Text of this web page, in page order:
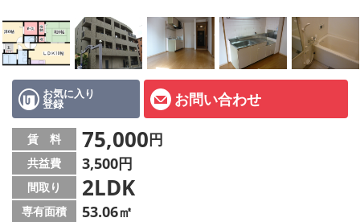
スタッフ紹介ページ
LINE公式アカウント
店舗情報·アクセス
会社概要
メールでお問い合わせ
お気に入り
登録 お問い合わせ
賃 料 75,000円
共益費 3,500円
間取り 2LDK
専有面積 53.06㎡